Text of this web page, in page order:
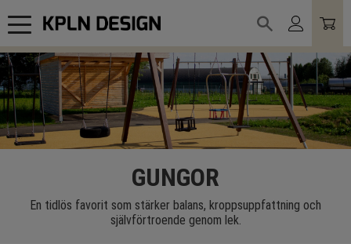
Meny
GUNGOR
En tidlös favorit som stärker balans, kroppsuppfattning och
självförtroende genom lek.